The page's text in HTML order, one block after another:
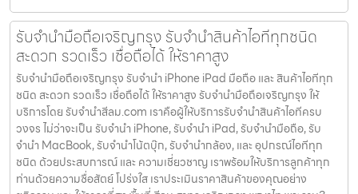
รับจำนำมือถือเจริญกรุง รับจำนำสินค้าไอทีทุกชนิด
สะดวก รวดเร็ว เชื่อถือได้ ให้ราคาสูง
รับจำนำมือถือเจริญกรุง รับจำนำ iPhone iPad มือถือ และ สินค้าไอทีทุก
ชนิด สะดวก รวดเร็ว เชื่อถือได้ ให้ราคาสูง รับจำนำมือถือเจริญกรุง ให้
บริการโดย รับจํานําสีลม.com เราคือผู้ให้บริการรับจำนำสินค้าไอทีครบ
วงจร ไม่ว่าจะเป็น รับจำนำ iPhone, รับจำนำ iPad, รับจำนำมือถือ, รับ
จำนำ MacBook, รับจำนำโน้ตบุ๊ก, รับจำนำกล้อง, และ อุปกรณ์ไอทีทุก
ชนิด ด้วยประสบการณ์ และ ความเชี่ยวชาญ เราพร้อมให้บริการลูกค้าทุก
ท่านด้วยความซื่อสัตย์ โปร่งใส เราประเมินราคาสินค้าของคุณอย่าง